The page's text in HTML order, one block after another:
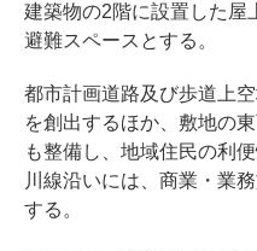
建築物の2階に設置した屋
避難スペースとする。
都市計画道路及び歩道上
を創出するほか、敷地の
も整備し、地域住民の利
川線沿いには、商業・業
する。